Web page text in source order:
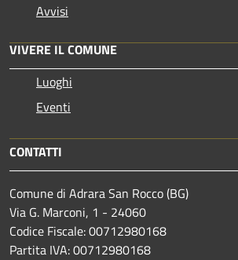
Avvisi
VIVERE IL COMUNE
Luoghi
Eventi
CONTATTI
Comune di Adrara San Rocco (BG)
Via G. Marconi, 1 - 24060
Codice Fiscale: 00712980168
Partita IVA: 00712980168